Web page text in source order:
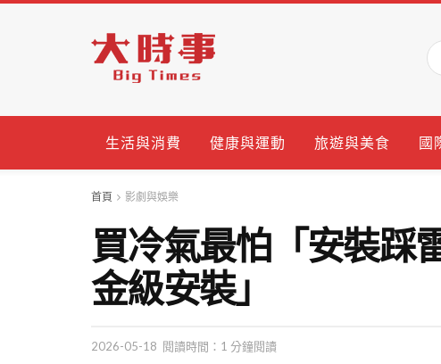
生活與消費 健康與運動 旅遊與美食 國
首頁 影劇與娛樂
買冷氣最怕「安裝
金級安裝」
2026-05-18 閱讀時間：1 分鐘閱讀